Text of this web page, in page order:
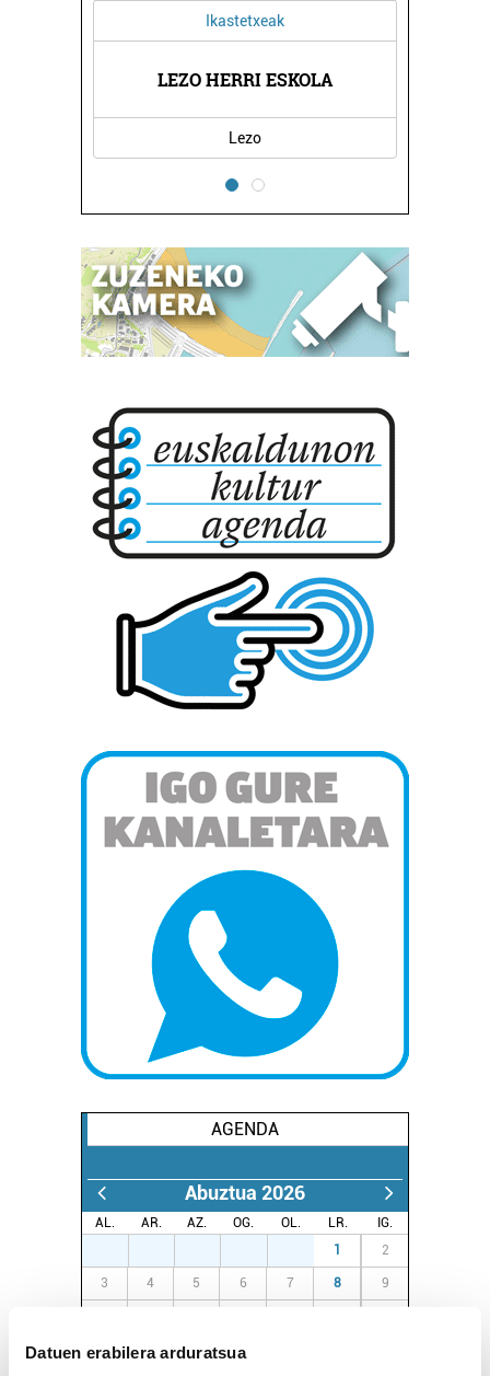
Datuen erabilera arduratsua
Ikastetxeak
LEZO HERRI ESKOLA
Lezo
AGENDA
Abuztua 2026
AL. AR. AZ. OG. OL. LR.
IG.
1 2
3 4 5 6 7 8 9
17 18 19 20